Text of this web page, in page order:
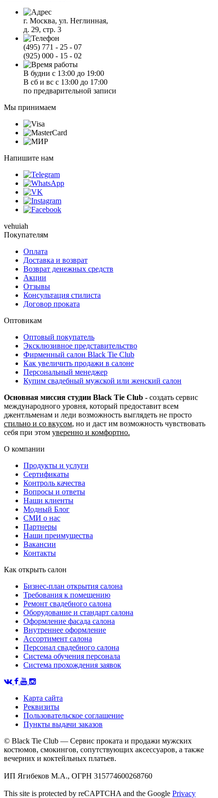
г. Москва, ул. Неглинная,
д. 29, стр. 3
(495) 771 - 25 - 07
(925) 000 - 15 - 02
В будни с 13:00 до 19:00
В сб и вс с 13:00 до 17:00
по предварительной записи
Мы принимаем
Напишите нам
vehuiah
Покупателям
Оплата
Доставка и возврат
Возврат денежных средств
Акции
Отзывы
Консультация стилиста
Договор проката
Оптовикам
Оптовый покупатель
Эксклюзивное представительство
Фирменный салон Black Tie Club
Как увеличить продажи в салоне
Персональный менеджер
Купим свадебный мужской или женский салон
Основная миссия студии Black Tie Club - создать сервис
международного уровня, который предоставит всем
джентльменам и леди возможность выглядеть не просто
стильно и со вкусом, но и даст им возможность чувствовать
себя при этом уверенно и комфортно.
О компании
Продукты и услуги
Сертификаты
Контроль качества
Вопросы и ответы
Наши клиенты
Модный Блог
СМИ о нас
Партнеры
Наши преимущества
Вакансии
Контакты
Как открыть салон
Бизнес-план открытия салона
Требования к помещению
Ремонт свадебного салона
Оборудование и стандарт салона
Оформление фасада салона
Внутреннее оформление
Ассортимент салона
Персонал свадебного салона
Система обучения персонала
Система прохождения заявок
Карта сайта
Реквизиты
Пользовательское соглашение
Пункты выдачи заказов
© Black Tie Club — Сервис проката и продажи мужских
костюмов, смокингов, сопутствующих аксессуаров, а также
вечерних и коктейльных платьев.
ИП Ягибеков М.А., ОГРН 315774600268760
This site is protected by reCAPTCHA and the Google Privacy